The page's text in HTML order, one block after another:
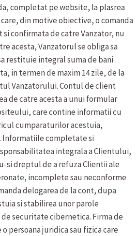
completat pe website, la plasrea
din motive obiective, o comanda
si confirmata de catre Vanzator, nu
acesta, Vanzatorul se obliga sa
restituie integral suma de bani
in termen de maxim 14 zile, de la
Vanzatorului.Contul de client
de catre acesta a unui formular
care contine informatii cu
cumparaturilor acestuia,
completate si
integrala a Clientului,
si dreptul de a refuza Clientii ale
incomplete sau neconforme
delogarea de la cont, dupa
si stabilirea unor parole
securitate cibernetica. Firma de
persoana juridica sau fizica care